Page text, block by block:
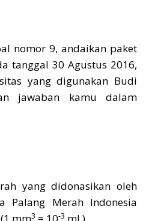
nomor 9, andaikan paket
tanggal 30 Agustus 2016,
yang digunakan Budi
jawaban kamu dalam
yang didonasikan oleh
Palang Merah Indonesia
3 -3